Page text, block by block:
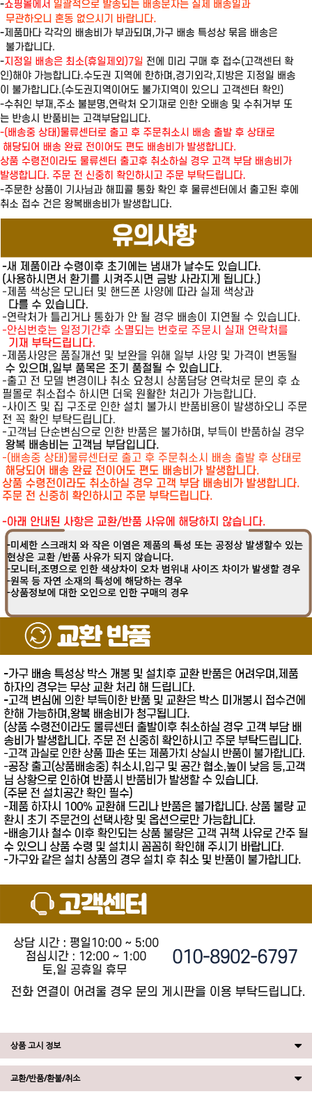
상품 고시 정보
교환/반품/환불/취소